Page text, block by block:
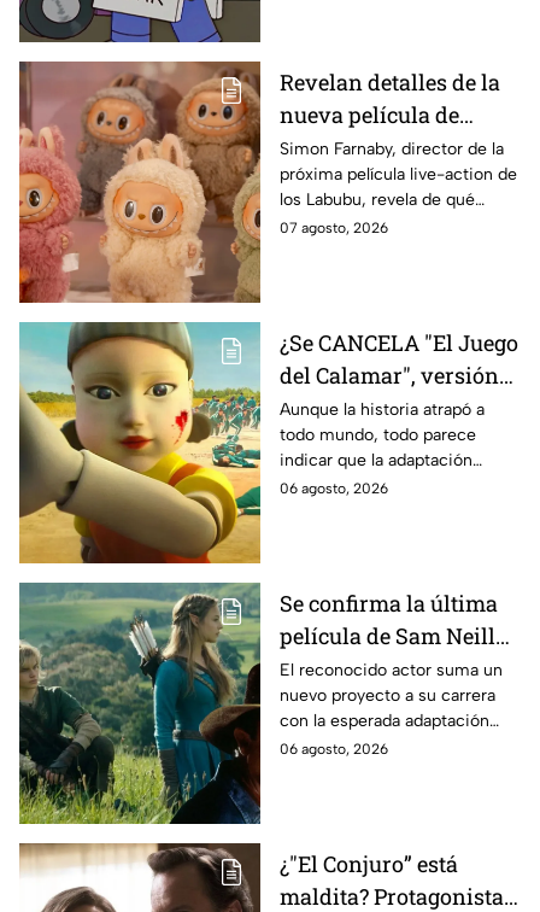
Revelan detalles de la
nueva película de
Labubu: de qué tratará
y cuándo se estrena
Simon Farnaby, director de la
próxima película live-action de
los Labubu, revela de qué
tratará la cinta. Aquí te
07 agosto, 2026
¿Se CANCELA "El Juego
del Calamar", versión
Estados Unidos? Esto
es lo que se sabe al
momento
Aunque la historia atrapó a
todo mundo, todo parece
indicar que la adaptación
podría ser cancelada:
06 agosto, 2026
Se confirma la última
película de Sam Neill
antes de morir: esto es
lo que se sabe hasta
ahora
El reconocido actor suma un
nuevo proyecto a su carrera
con la esperada adaptación
cinematográfica del popular
06 agosto, 2026
¿"El Conjuro” está
maldita? Protagonista